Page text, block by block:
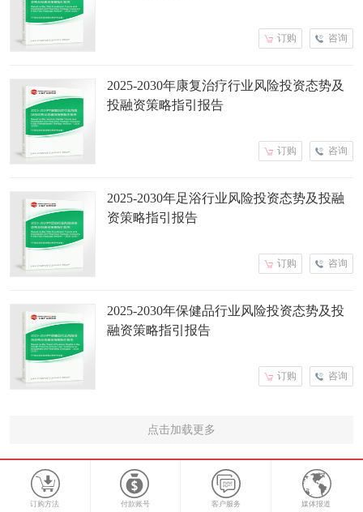
咨询
订购
2025-2030年康复治疗行业风险投资态势及
投融资策略指引报告
咨询
订购
2025-2030年足浴行业风险投资态势及投融
资策略指引报告
咨询
订购
2025-2030年保健品行业风险投资态势及投
融资策略指引报告
咨询
订购
点击加载更多
订购方法 付款账号 客户服务 媒体报道